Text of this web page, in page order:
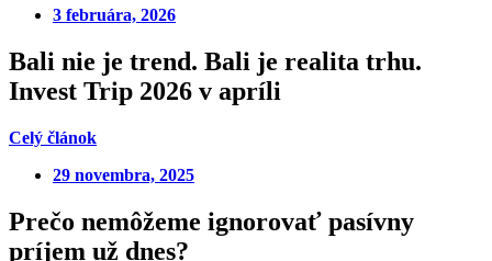
3 februára, 2026
Bali nie je trend. Bali je realita trhu.
Invest Trip 2026 v apríli
Celý článok
29 novembra, 2025
Prečo nemôžeme ignorovať pasívny
príjem už dnes?